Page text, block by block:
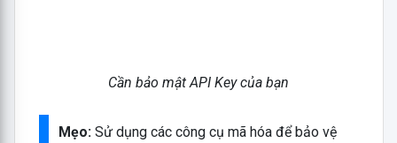
Cần bảo mật API Key của bạn
Mẹo: Sử dụng các công cụ mã hóa để bảo vệ